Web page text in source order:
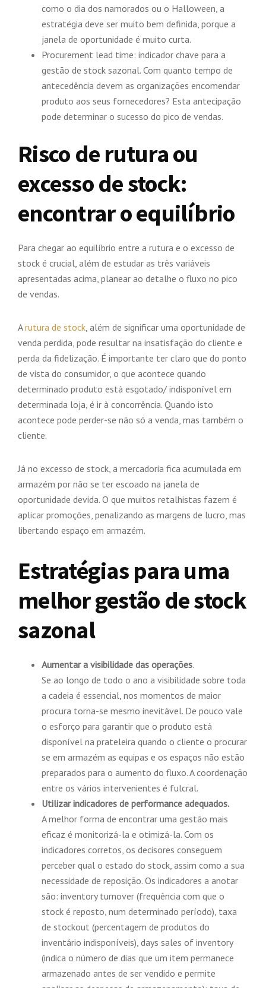
como o dia dos namorados ou o Halloween, a
estratégia deve ser muito bem definida, porque a
janela de oportunidade é muito curta.
Procurement lead time: indicador chave para a
gestão de stock sazonal. Com quanto tempo de
antecedência devem as organizações encomendar
produto aos seus fornecedores? Esta antecipação
pode determinar o sucesso do pico de vendas.
Risco de rutura ou
excesso de stock:
encontrar o equilíbrio
Para chegar ao equilíbrio entre a rutura e o excesso de
stock é crucial, além de estudar as três variáveis
apresentadas acima, planear ao detalhe o fluxo no pico
de vendas.
Arutura de stock, além de significar uma oportunidade de
venda perdida, pode resultar na insatisfação do cliente e
perda da fidelização. É importante ter claro que do ponto
de vista do consumidor, o que acontece quando
determinado produto está esgotado/ indisponível em
determinada loja, é ir à concorrência. Quando isto
acontece pode perder-se não só a venda, mas também o
cliente.
Já no excesso de stock, a mercadoria fica acumulada em
armazém por não se ter escoado na janela de
oportunidade devida. O que muitos retalhistas fazem é
aplicar promoções, penalizando as margens de lucro, mas
libertando espaço em armazém.
Estratégias para uma
melhor gestão de stock
sazonal
Aumentar a visibilidade das operações.
Se ao longo de todo o ano a visibilidade sobre toda
a cadeia é essencial, nos momentos de maior
procura torna-se mesmo inevitável. De pouco vale
o esforço para garantir que o produto está
disponível na prateleira quando o cliente o procurar
se em armazém as equipas e os espaços não estão
preparados para o aumento do fluxo. A coordenação
entre os vários intervenientes é fulcral.
Utilizar indicadores de performance adequados.
A melhor forma de encontrar uma gestão mais
eficaz é monitorizá-la e otimizá-la. Com os
indicadores corretos, os decisores conseguem
perceber qual o estado do stock, assim como a sua
necessidade de reposição. Os indicadores a anotar
são: inventory turnover (frequência com que o
stock é reposto, num determinado período), taxa
de stockout (percentagem de produtos do
inventário indisponíveis), days sales of inventory
(indica o número de dias que um item permanece
armazenado antes de ser vendido e permite